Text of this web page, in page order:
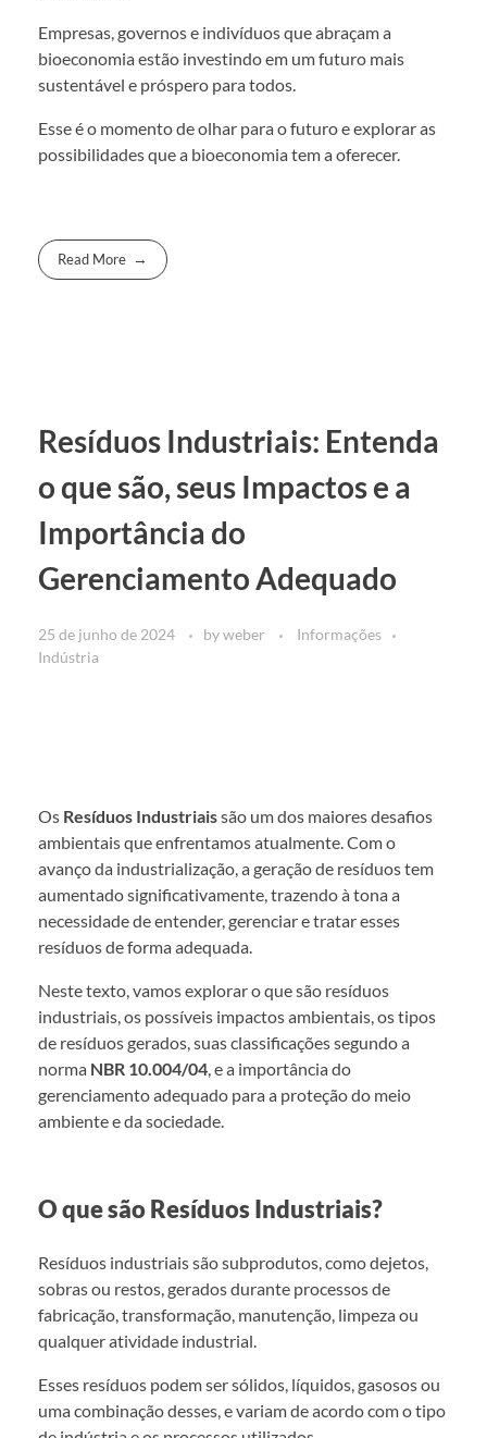
Empresas, governos e indivíduos que abraçam a
bioeconomia estão investindo em um futuro mais
sustentável e próspero para todos.
Esse é o momento de olhar para o futuro e explorar as
possibilidades que a bioeconomia tem a oferecer.
Read More
Resíduos Industriais: Entenda
o que são, seus Impactos e a
Importância do
Gerenciamento Adequado
25 de junho de 2024 byweber
Informações
Indústria
Os Resíduos Industriaissão um dos maiores desafios
ambientais que enfrentamos atualmente. Com o
avanço da industrialização, a geração de resíduos tem
aumentado significativamente, trazendo à tona a
necessidade de entender, gerenciar e tratar esses
resíduos de forma adequada.
Neste texto, vamos explorar o que são resíduos
industriais, os possíveis impactos ambientais, os tipos
de resíduos gerados, suas classificações segundo a
norma NBR 10.004/04, e a importância do
gerenciamento adequado para a proteção do meio
ambiente e da sociedade.
O que são Resíduos Industriais?
Resíduos industriais são subprodutos, como dejetos,
sobras ou restos, gerados durante processos de
fabricação, transformação, manutenção, limpeza ou
qualquer atividade industrial.
Esses resíduos podem ser sólidos, líquidos, gasosos ou
uma combinação desses, e variam de acordo com o tipo